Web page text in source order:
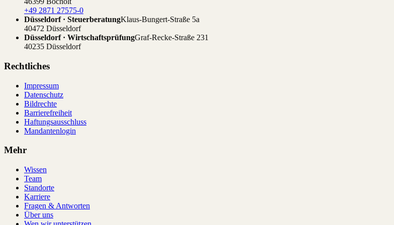
+49 2871 27575-0
Düsseldorf · SteuerberatungKlaus-Bungert-Straße 5a
40472 Düsseldorf
Düsseldorf · WirtschaftsprüfungGraf-Recke-Straße 231
40235 Düsseldorf
Rechtliches
Impressum
Datenschutz
Bildrechte
Barrierefreiheit
Haftungsausschluss
Mandantenlogin
Mehr
Wissen
Team
Standorte
Karriere
Fragen & Antworten
Über uns